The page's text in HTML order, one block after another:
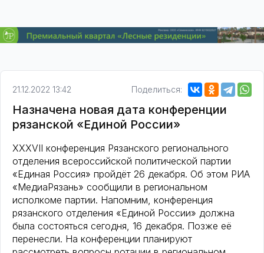
21.12.2022 13:42 Поделиться:
Назначена новая дата конференции
рязанской «Единой России»
XXXVII конференция Рязанского регионального
отделения всероссийской политической партии
«Единая Россия» пройдёт 26 декабря. Об этом РИА
«МедиаРязань» сообщили в региональном
исполкоме партии. Напомним, конференция
рязанского отделения «Единой России» должна
была состояться сегодня, 16 декабря. Позже её
перенесли. На конференции планируют